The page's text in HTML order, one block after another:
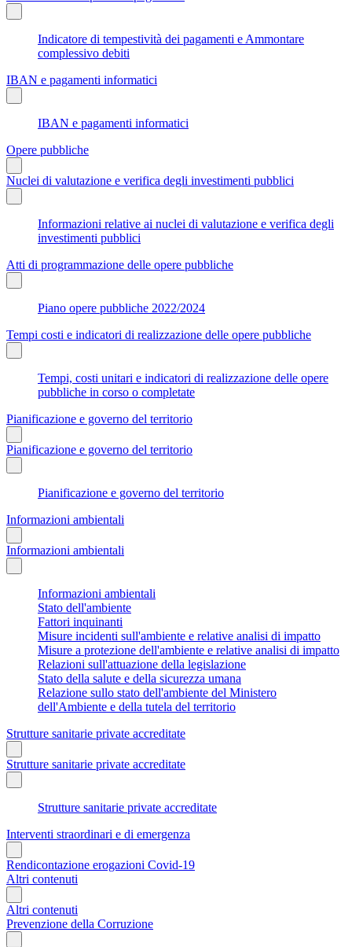
Indicatore di tempestività dei pagamenti e Ammontare
complessivo debiti
IBAN e pagamenti informatici
IBAN e pagamenti informatici
Opere pubbliche
Nuclei di valutazione e verifica degli investimenti pubblici
Informazioni relative ai nuclei di valutazione e verifica degli
investimenti pubblici
Atti di programmazione delle opere pubbliche
Piano opere pubbliche 2022/2024
Tempi costi e indicatori di realizzazione delle opere pubbliche
Tempi, costi unitari e indicatori di realizzazione delle opere
pubbliche in corso o completate
Pianificazione e governo del territorio
Pianificazione e governo del territorio
Pianificazione e governo del territorio
Informazioni ambientali
Informazioni ambientali
Informazioni ambientali
Stato dell'ambiente
Fattori inquinanti
Misure incidenti sull'ambiente e relative analisi di impatto
Misure a protezione dell'ambiente e relative analisi di impatto
Relazioni sull'attuazione della legislazione
Stato della salute e della sicurezza umana
Relazione sullo stato dell'ambiente del Ministero
dell'Ambiente e della tutela del territorio
Strutture sanitarie private accreditate
Strutture sanitarie private accreditate
Strutture sanitarie private accreditate
Interventi straordinari e di emergenza
Rendicontazione erogazioni Covid-19
Altri contenuti
Altri contenuti
Prevenzione della Corruzione